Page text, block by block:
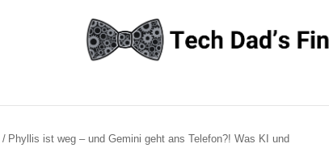
/ Phyllis ist weg – und Gemini geht ans Telefon?! Was KI und